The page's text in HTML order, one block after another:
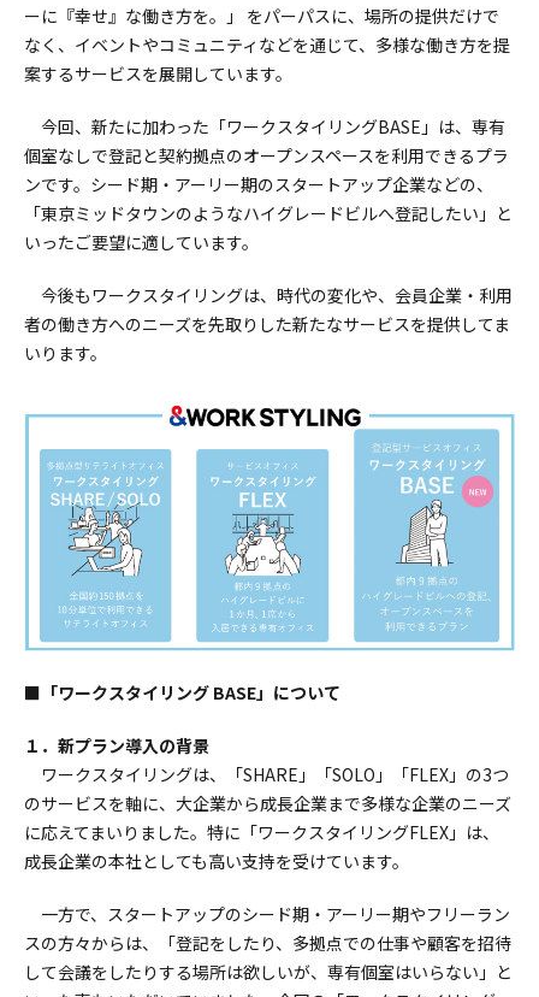
ーに『幸せ』な働き方を。」 をパーパスに、場所の提供だけで
なく、イベントやコミュニティなどを通じて、多様な働き方を提
案するサービスを展開しています。
今回、新たに加わった「ワークスタイリングBASE」は、専有
個室なしで登記と契約拠点のオープンスペースを利用できるプラ
ンです。シード期・アーリー期のスタートアップ企業などの、
「東京ミッドタウンのようなハイグレードビルへ登記したい」と
いったご要望に適しています。
今後もワークスタイリングは、時代の変化や、会員企業・利用
者の働き方へのニーズを先取りした新たなサービスを提供してま
いります。
■「ワークスタイリング BASE」について
１．新プラン導入の背景
ワークスタイリングは、「SHARE」「SOLO」「FLEX」の3つ
のサービスを軸に、大企業から成長企業まで多様な企業のニーズ
に応えてまいりました。特に「ワークスタイリングFLEX」は、
成長企業の本社としても高い支持を受けています。
一方で、スタートアップのシード期・アーリー期やフリーラン
スの方々からは、「登記をしたり、多拠点での仕事や顧客を招待
して会議をしたりする場所は欲しいが、専有個室はいらない」と